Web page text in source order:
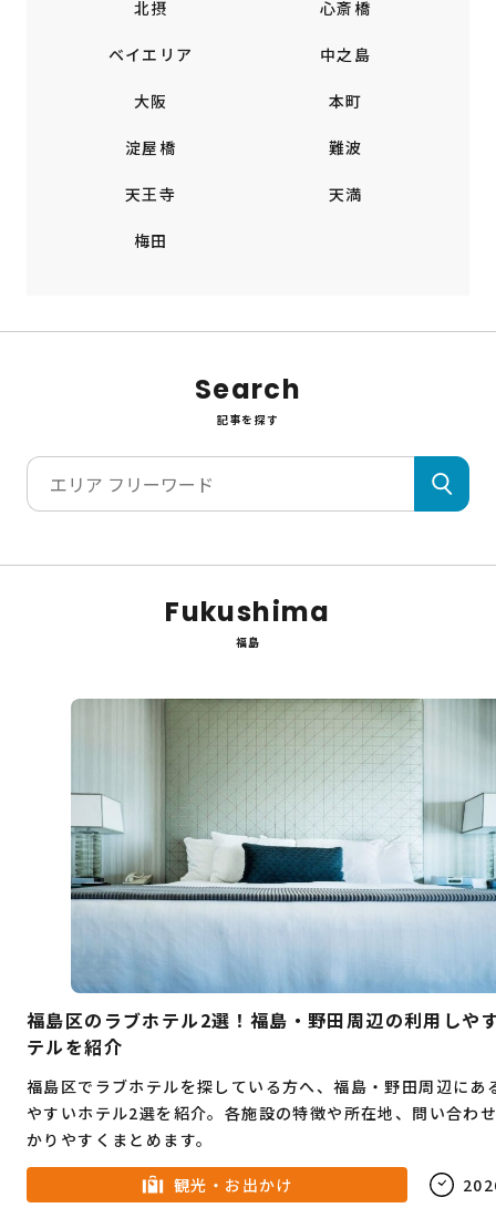
北摂 心斎橋
ベイエリア 中之島
大阪 本町
淀屋橋 難波
天王寺 天満
梅田
Search
記事を探す
Fukushima
福島
福島区のラブホテル2選！福島・野田周辺の利用しや
テルを紹介
福島区でラブホテルを探している方へ、福島・野田周辺にあ
やすいホテル2選を紹介。各施設の特徴や所在地、問い合わ
かりやすくまとめます。
観光・お出かけ